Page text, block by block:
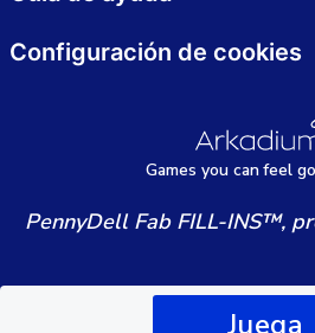
Juega
Games you canfeel
Configuración de cookies
PennyDell Fab FILL-INS™,